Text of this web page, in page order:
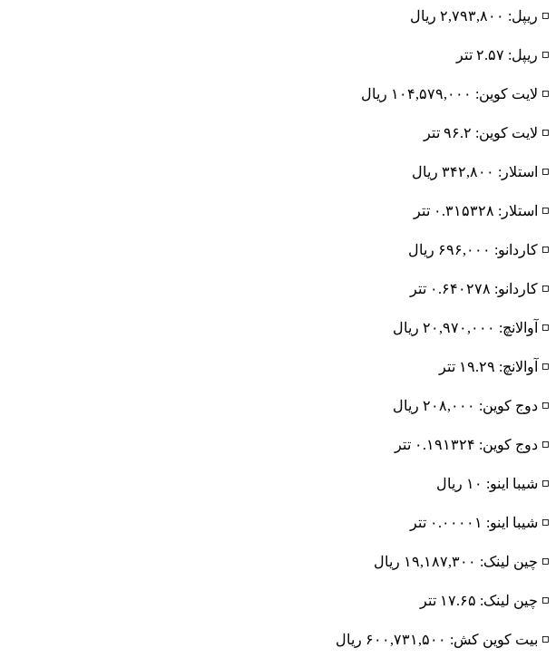
◽️ ریپل: ۲,۷۹۳,۸۰۰ ریال
◽️ ریپل: ۲.۵۷ تتر
◽️ لایت کوین: ۱۰۴,۵۷۹,۰۰۰ ریال
◽️ لایت کوین: ۹۶.۲ تتر
◽️ استلار: ۳۴۲,۸۰۰ ریال
◽️ استلار: ۰.۳۱۵۳۲۸ تتر
◽️ کاردانو: ۶۹۶,۰۰۰ ریال
◽️ کاردانو: ۰.۶۴۰۲۷۸ تتر
◽️ آوالانچ: ۲۰,۹۷۰,۰۰۰ ریال
◽️ آوالانچ: ۱۹.۲۹ تتر
◽️ دوج کوین: ۲۰۸,۰۰۰ ریال
◽️ دوج کوین: ۰.۱۹۱۳۲۴ تتر
◽️ شیبا اینو: ۱۰ ریال
◽️ شیبا اینو: ۰.۰۰۰۰۱ تتر
◽️ چین لینک: ۱۹,۱۸۷,۳۰۰ ریال
◽️ چین لینک: ۱۷.۶۵ تتر
◽️ بیت کوین کش: ۶۰۰,۷۳۱,۵۰۰ ریال